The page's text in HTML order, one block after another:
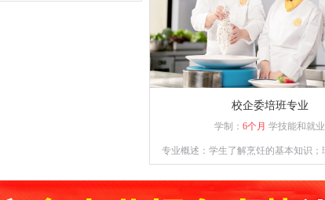
校企委培班专业
学制：6个月 学技能和就业
专业概述：学生了解烹饪的基本知识；
配常用的刀法、烹饪原料的刀功成形,